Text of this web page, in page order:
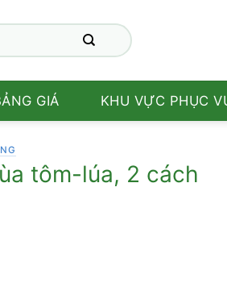
GIÁ KHU VỰC PHỤC
tôm-lúa, 2 cách